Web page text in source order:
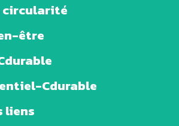
circularité
être
Cdurable
liens